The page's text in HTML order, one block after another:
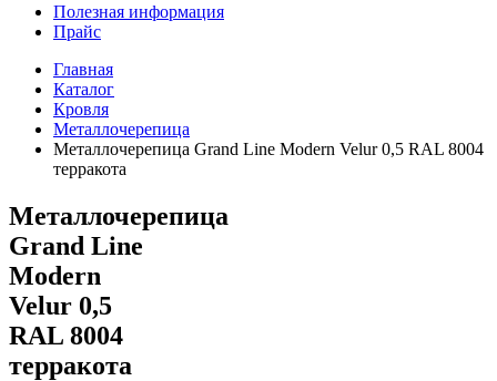
Полезная информация
Прайс
Главная
Каталог
Кровля
Металлочерепица
Металлочерепица Grand Line Modern Velur 0,5 RAL 8004
терракота
Металлочерепица
Grand Line
Modern
Velur 0,5
RAL 8004
терракота